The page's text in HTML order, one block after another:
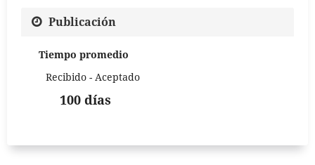
Publicación
Tiempo promedio
Recibido - Aceptado
100 días